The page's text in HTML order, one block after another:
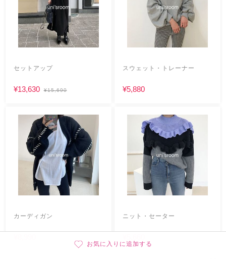
お気に入りに追加する
セットアップ
¥13,630 ¥15,690
スウェット・トレーナー
¥5,880
カーディガン ニット・セーター